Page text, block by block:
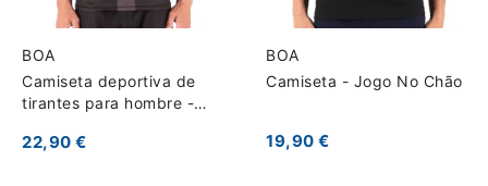
BOA
Camiseta deportiva de
tirantes para hombre -
22,90 €
BOA
Camiseta - Jogo No Chão
19,90 €